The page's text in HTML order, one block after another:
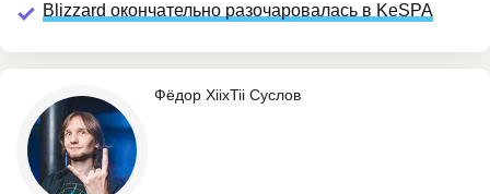
Blizzard окончательно разочаровалась в KeSPA
Фёдор XiixTii Суслов